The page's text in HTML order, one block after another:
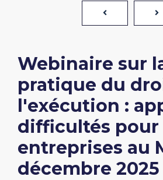
Webinaire sur
pratique du
l'exécution :
difficultés pour
entreprises au
décembre 2025